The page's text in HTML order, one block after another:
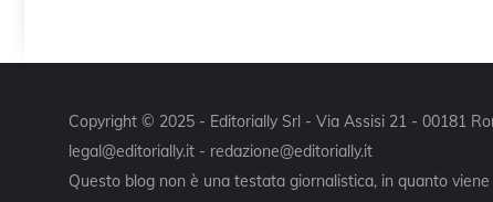
Copyright © 2025 - Editorially Srl - Via Assisi 21 - 00181
legal@editorially.it - redazione@editorially.it
Questo blog non è una testata giornalistica, in quanto